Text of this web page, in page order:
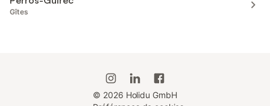
Gîtes
© 2026 Holidu GmbH